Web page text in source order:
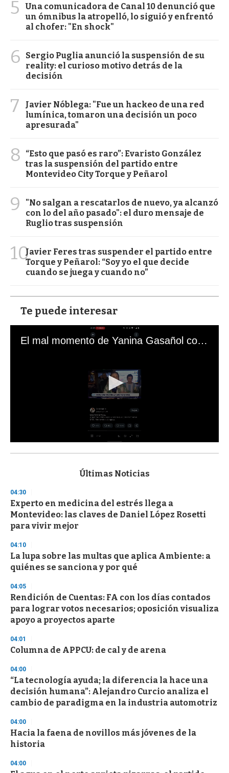
5
Una comunicadora de Canal 10 denunció que
un ómnibus la atropelló, lo siguió y enfrentó
al chofer: "En shock"
6
Sergio Puglia anunció la suspensión de su
reality: el curioso motivo detrás de la
decisión
7
Javier Nóblega: "Fue un hackeo de una red
lumínica, tomaron una decisión un poco
apresurada"
8
“Esto que pasó es raro”: Evaristo González
tras la suspensión del partido entre
Montevideo City Torque y Peñarol
9
"No salgan a rescatarlos de nuevo, ya alcanzó
con lo del año pasado": el duro mensaje de
Ruglio tras suspensión
10Javier Feres tras suspender el partido entre
Torque y Peñarol: “Soy yo el que decide
cuando se juega y cuando no”
Te puede interesar
El mal momento de Yanina Gasañol con un hincha argentino en "Subrayado"
s
d
s
o
f
3
s
e
c
o
d
s
Últimas Noticias
04:30
Experto en medicina del estrés llega a
Montevideo: las claves de Daniel López Rosetti
para vivir mejor
04:10
La lupa sobre las multas que aplica Ambiente: a
quiénes se sanciona y por qué
04:05
Rendición de Cuentas: FA con los días contados
para lograr votos necesarios; oposición visualiza
apoyo a proyectos aparte
04:01
Columna de APPCU: de cal y de arena
04:00
“La tecnología ayuda; la diferencia la hace una
decisión humana”: Alejandro Curcio analiza el
cambio de paradigma en la industria automotriz
04:00
Hacia la faena de novillos más jóvenes de la
historia
04:00